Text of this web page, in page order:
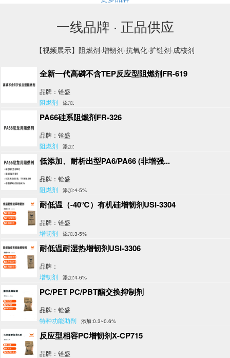
一线品牌 · 正品供应
【视频展示】阻燃剂·增韧剂·抗氧化·扩链剂·成核剂
全新一代高磷不含TEP反应型阻燃剂FR-619
品牌：铨盛
阻燃剂 添加:
PA66硅系阻燃剂FR-326
品牌：铨盛
阻燃剂 添加:
低添加、耐析出型PA6/PA66 (非增强...
品牌：铨盛
阻燃剂 添加:4-5%
耐低温（-40℃）有机硅增韧剂USI-3304
品牌：铨盛
增韧剂 添加:3-5%
耐低温耐湿热增韧剂USI-3306
品牌：
增韧剂 添加:4-6%
PC/PET PC/PBT酯交换抑制剂
品牌：铨盛
特种功能助剂 添加:0.3~0.6%
反应型相容PC增韧剂X-CP715
品牌：铨盛